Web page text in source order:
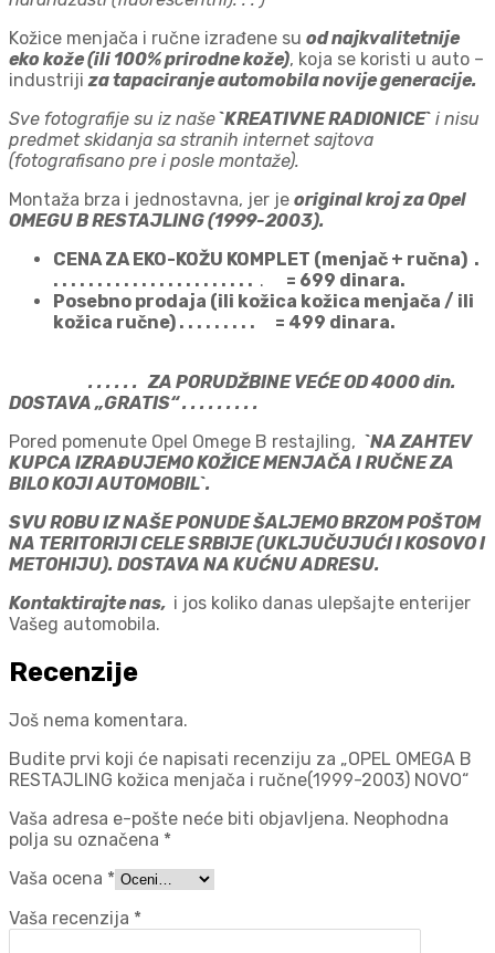
Kožice menjača i ručne izrađene su od najkvalitetnije
eko kože (ili 100% prirodne kože), koja se koristi u auto –
industriji za tapaciranje automobila novije generacije.
Sve fotografije su iz naše`KREATIVNE RADIONICE` i nisu
predmet skidanja sa stranih internet sajtova
(fotografisano pre i posle montaže).
Montaža brza i jednostavna, jer je original kroj za Opel
OMEGU B RESTAJLING (1999-2003).
CENA ZA EKO-KOŽU KOMPLET (menjač + ručna) .
. . . . . . . . . . . . . . . . . . . . . . . . = 699 dinara.
Posebno prodaja (ili kožica kožica menjača / ili
kožica ručne) . . . . . . . . . = 499 dinara.
. . . . . . ZA PORUDŽBINE VEĆE OD 4000 din.
DOSTAVA „GRATIS“ . . . . . . . . .
Pored pomenute Opel Omege B restajling, `NA ZAHTEV
KUPCA IZRAĐUJEMO KOŽICE MENJAČA I RUČNE ZA
BILO KOJI AUTOMOBIL`.
SVU ROBU IZ NAŠE PONUDE ŠALJEMO BRZOM POŠTOM
NA TERITORIJI CELE SRBIJE (UKLJUČUJUĆI I KOSOVO I
METOHIJU). DOSTAVA NA KUĆNU ADRESU.
Kontaktirajte nas, i jos koliko danas ulepšajte enterijer
Vašeg automobila.
Recenzije
Još nema komentara.
Budite prvi koji će napisati recenziju za „OPEL OMEGA B
RESTAJLING kožica menjača i ručne(1999-2003) NOVO“
Vaša adresa e-pošte neće biti objavljena. Neophodna
polja su označena *
Vaša ocena *
Vaša recenzija *